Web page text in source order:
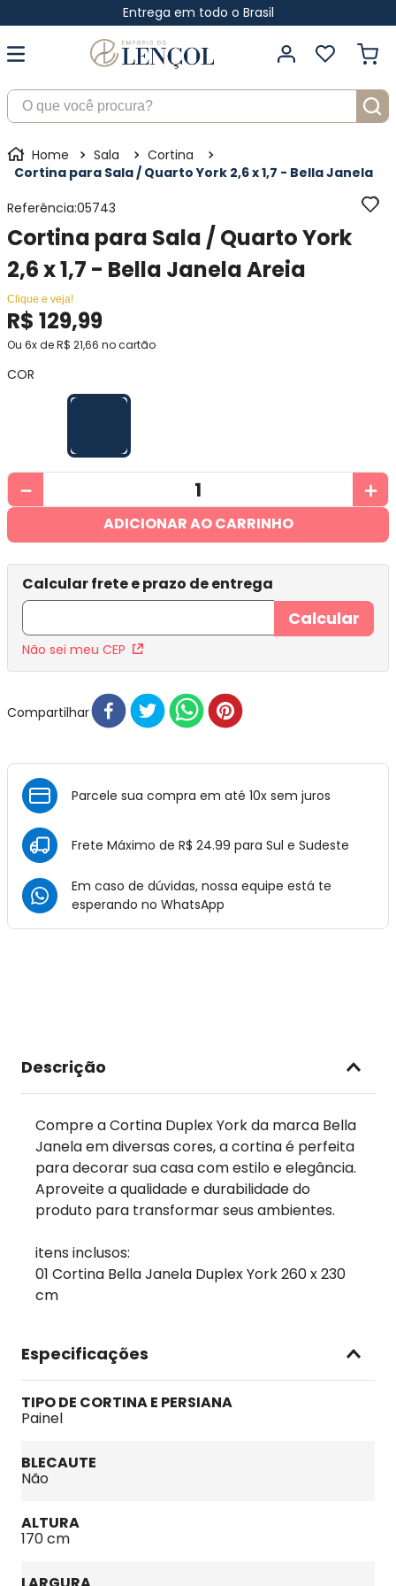
Entrega em todo o Brasil
O que você procura?
Sala
Cortina
Cortina para Sala / Quarto York 2,6 x 1,7 - Bella Janela
Referência:05743
Cortina para Sala / Quarto York
2,6 x 1,7 - Bella Janela Areia
Clique e veja!
R$ 129,99
Ou 6x deR$ 21,66 no cartão
COR
＋
－
ADICIONAR AO CARRINHO
Não sei meu CEP
Compartilhar
Parcele sua compra em até 10x sem juros
Frete Máximo de R$ 24.99 para Sul e Sudeste
Em caso de dúvidas, nossa equipe está te
esperando no WhatsApp
Descrição
Compre a Cortina Duplex York da marca Bella
Janela em diversas cores, a cortina é perfeita
para decorar sua casa com estilo e elegância.
Aproveite a qualidade e durabilidade do
produto para transformar seus ambientes.
itens inclusos:
01 Cortina Bella Janela Duplex York 260 x 230
cm
Especificações
TIPO DE CORTINA E PERSIANA
Painel
BLECAUTE
Não
ALTURA
170 cm